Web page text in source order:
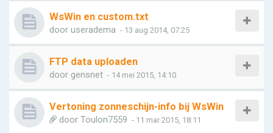
WsWin en custom.txt
door useradema - 13 aug 2014, 07:25
FTP data uploaden
door gensnet - 14 mei 2015, 14:10
Vertoning zonneschijn-info bij WsWin
door Toulon7559 - 11 mar 2015, 18:11